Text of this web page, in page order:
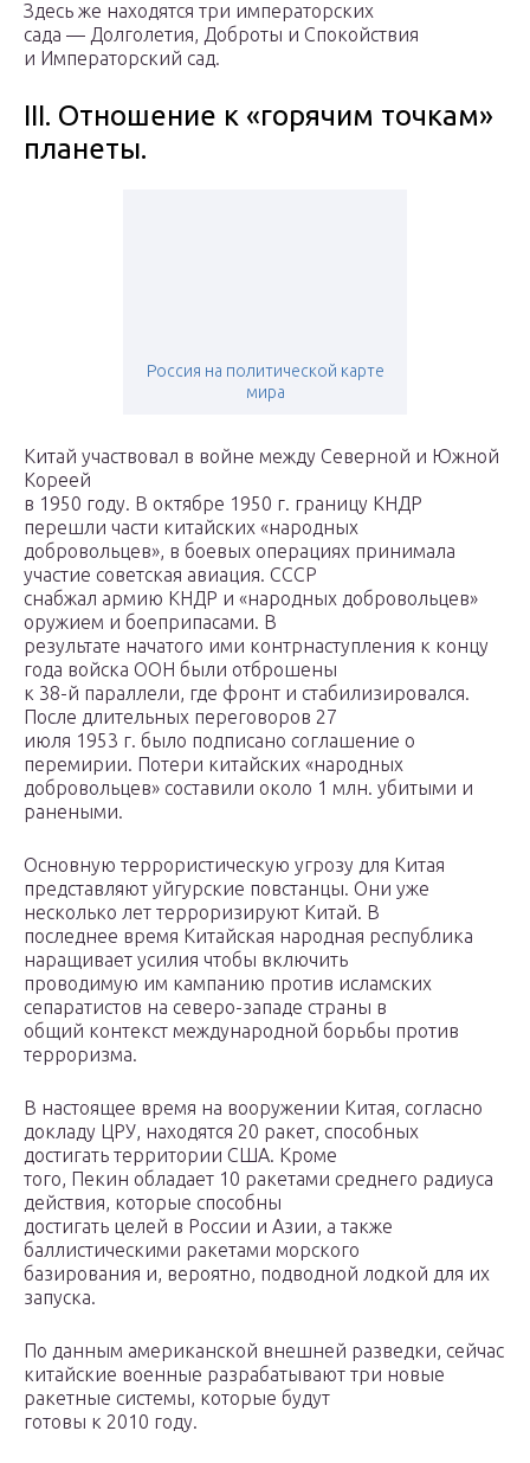
Здесь же находятся три императорских
сада — Долголетия, Доброты и Спокойствия
и Императорский сад.
III. Отношение к «горячим точкам»
планеты.
Россия на политической карте
мира
Китай участвовал в войне между Северной и Южной
Кореей
в 1950 году. В октябре 1950 г. границу КНДР
перешли части китайских «народных
добровольцев», в боевых операциях принимала
участие советская авиация. СССР
снабжал армию КНДР и «народных добровольцев»
оружием и боеприпасами. В
результате начатого ими контрнаступления к концу
года войска ООН были отброшены
к 38-й параллели, где фронт и стабилизировался.
После длительных переговоров 27
июля 1953 г. было подписано соглашение о
перемирии. Потери китайских «народных
добровольцев» составили около 1 млн. убитыми и
ранеными.
Основную террористическую угрозу для Китая
представляют уйгурские повстанцы. Они уже
несколько лет терроризируют Китай. В
последнее время Китайская народная республика
наращивает усилия чтобы включить
проводимую им кампанию против исламских
сепаратистов на северо-западе страны в
общий контекст международной борьбы против
терроризма.
В настоящее время на вооружении Китая, согласно
докладу ЦРУ, находятся 20 ракет, способных
достигать территории США. Кроме
того, Пекин обладает 10 ракетами среднего радиуса
действия, которые способны
достигать целей в России и Азии, а также
баллистическими ракетами морского
базирования и, вероятно, подводной лодкой для их
запуска.
По данным американской внешней разведки, сейчас
китайские военные разрабатывают три новые
ракетные системы, которые будут
готовы к 2010 году.